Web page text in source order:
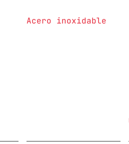
Acero inoxidable